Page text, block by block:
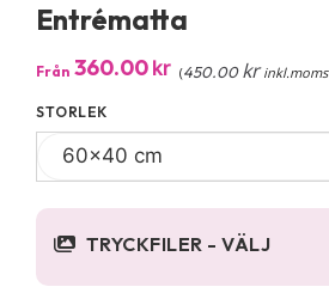
Entrématta
Från 360.00kr (450.00kr inkl.moms
STORLEK
TRYCKFILER - VÄLJ